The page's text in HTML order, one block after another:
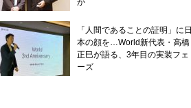
か
「人間であることの証明」に日
本の顔を…World新代表・高橋
正巳が語る、3年目の実装フェ
ーズ